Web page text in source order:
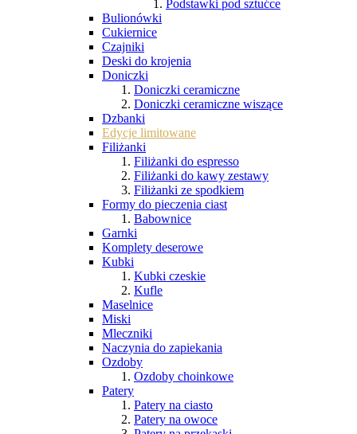
Podstawki pod sztućce
Bulionówki
Cukiernice
Czajniki
Deski do krojenia
Doniczki
Doniczki ceramiczne
Doniczki ceramiczne wiszące
Dzbanki
Edycje limitowane
Filiżanki
Filiżanki do espresso
Filiżanki do kawy zestawy
Filiżanki ze spodkiem
Formy do pieczenia ciast
Babownice
Garnki
Komplety deserowe
Kubki
Kubki czeskie
Kufle
Maselnice
Miski
Mleczniki
Naczynia do zapiekania
Ozdoby
Ozdoby choinkowe
Patery
Patery na ciasto
Patery na owoce